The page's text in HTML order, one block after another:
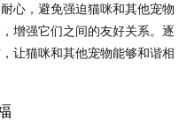
心，避免强迫猫咪和其他宠物
增强它们之间的友好关系。逐
让猫咪和其他宠物能够和谐相